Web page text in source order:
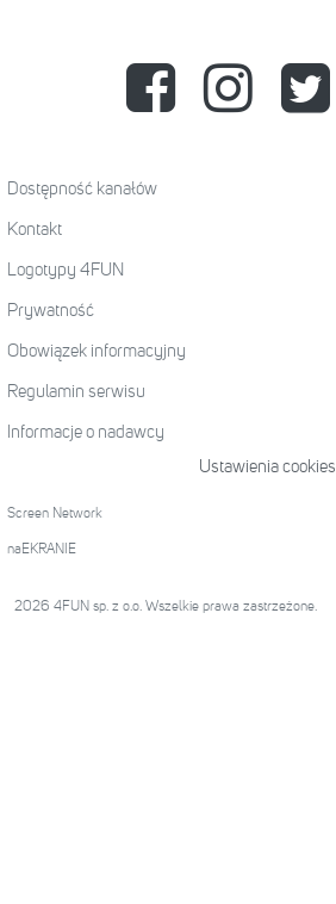
Dostępność kanałów
Kontakt
Logotypy 4FUN
Prywatność
Obowiązek informacyjny
Regulamin serwisu
Informacje o nadawcy
Ustawienia cookies
Screen Network
naEKRANIE
2026 4FUN sp. z o.o. Wszelkie prawa zastrzeżone.